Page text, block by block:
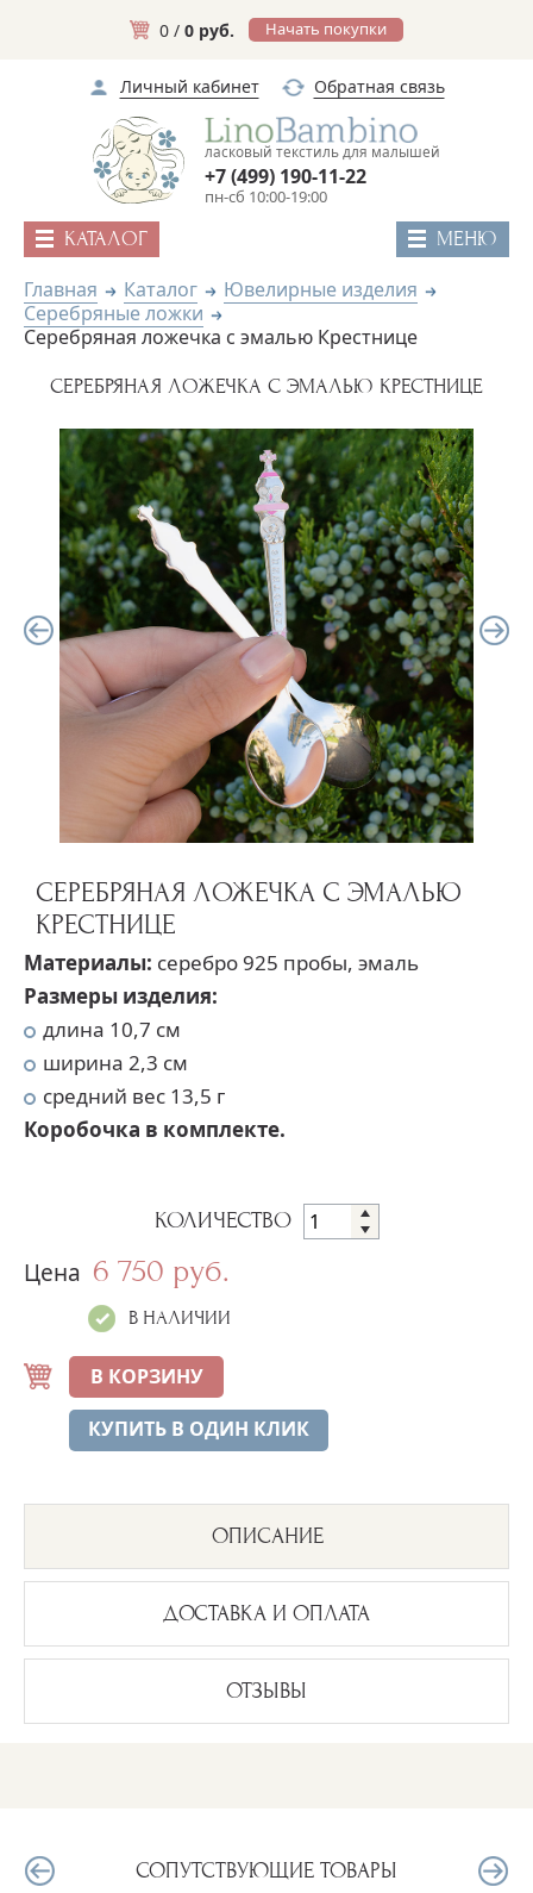
0 / 0 руб. Начать покупки
Личный кабинет Обратная связь
ласковый текстиль для малышей
пн-сб 10:00-19:00
+7 (499) 190-11-22
КАТАЛОГ МЕНЮ
Главная Каталог
Ювелирные изделия
Серебряные ложки
Серебряная ложечка с эмалью Крестнице
СЕРЕБРЯНАЯ ЛОЖЕЧКА С ЭМАЛЬЮ КРЕСТНИЦЕ
СЕРЕБРЯНАЯ ЛОЖЕЧКА С ЭМАЛЬЮ
КРЕСТНИЦЕ
Материалы: серебро 925 пробы, эмаль
Размеры изделия:
длина 10,7 см
ширина 2,3 см
средний вес 13,5 г
Коробочка в комплекте.
КОЛИЧЕСТВО
Цена 6 750 руб.
В НАЛИЧИИ
В КОРЗИНУ
КУПИТЬ В ОДИН КЛИК
ОПИСАНИЕ
ДОСТАВКА И ОПЛАТА
ОТЗЫВЫ
СОПУТСТВУЮЩИЕ ТОВАРЫ